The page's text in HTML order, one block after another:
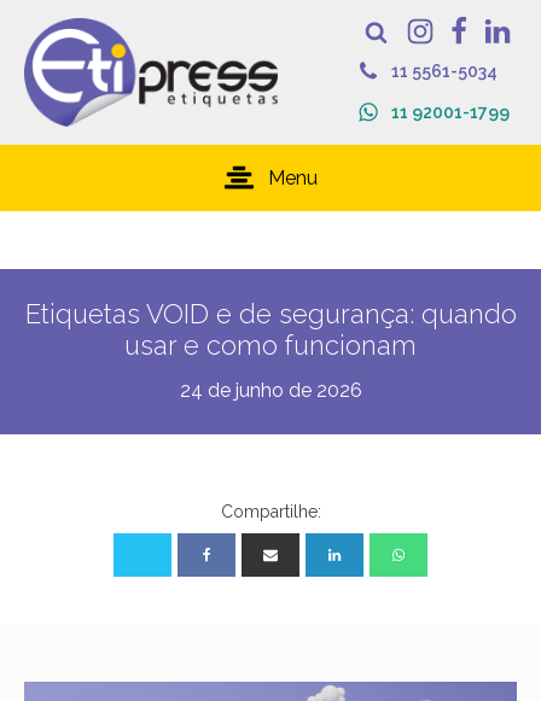
11 5561-5034
11 92001-1799
Menu
Etiquetas VOID e de segurança: quando
usar e como funcionam
24 de junho de 2026
Compartilhe: